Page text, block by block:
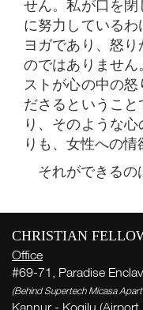
せん。私が口を閉
に努力している
ヨガであり、怒
のではありません
ストが心の中の
ださるというこ
り、そのような
りも、女性への情
それができるの
CHRISTIAN
Office
#69-71, Paradise
(Behind Supertech Micasa
Kannur - Kogilu (Airport